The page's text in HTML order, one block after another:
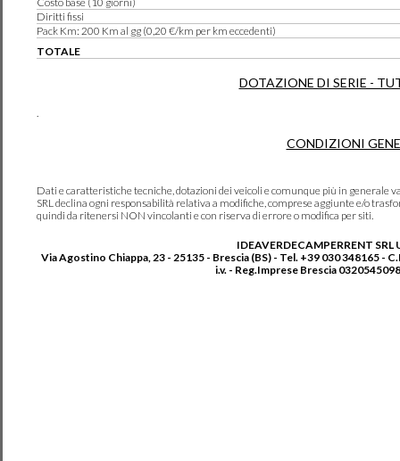
Diritti fissi
Pack Km: 200 Km al gg (0,20 €/km per km eccedenti)
TOTALE
DOTAZIONE DI SERIE -
.
CONDIZIONI
Dati e caratteristiche tecniche, dotazioni dei veicoli e comunque più in generale
SRL declina ogni responsabilità relativa a modifiche, comprese aggiunte e/o
quindi da ritenersi NON vincolanti e con riserva di errore o modifica per siti.
IDEAVERDECAMPERRENT SRL
Via Agostino Chiappa, 23 - 25135 - Brescia (BS) - Tel. +39 030 348165 -
i.v. - Reg.Imprese Brescia